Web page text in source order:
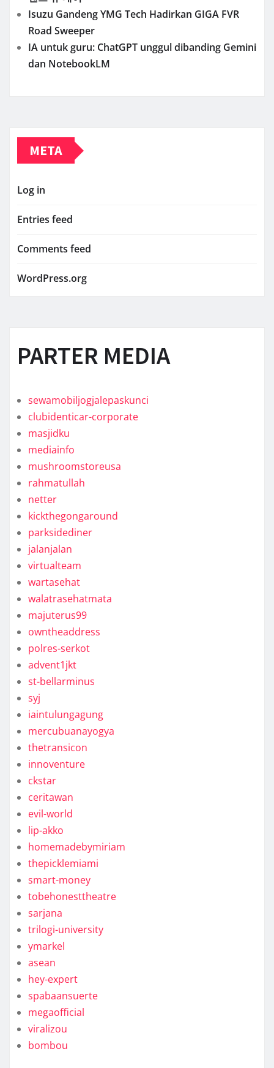
Isuzu Gandeng YMG Tech Hadirkan GIGA FVR
Road Sweeper
IA untuk guru: ChatGPT unggul dibanding Gemini
dan NotebookLM
META
Log in
Entries feed
Comments feed
WordPress.org
PARTER MEDIA
sewamobiljogjalepaskunci
clubidenticar-corporate
masjidku
mediainfo
mushroomstoreusa
rahmatullah
netter
kickthegongaround
parksidediner
jalanjalan
virtualteam
wartasehat
walatrasehatmata
majuterus99
owntheaddress
polres-serkot
advent1jkt
st-bellarminus
syj
iaintulungagung
mercubuanayogya
thetransicon
innoventure
ckstar
ceritawan
evil-world
lip-akko
homemadebymiriam
thepicklemiami
smart-money
tobehonesttheatre
sarjana
trilogi-university
ymarkel
asean
hey-expert
spabaansuerte
megaofficial
viralizou
bombou